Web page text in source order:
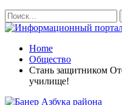
Home
Общество
Стань защитником
училище!